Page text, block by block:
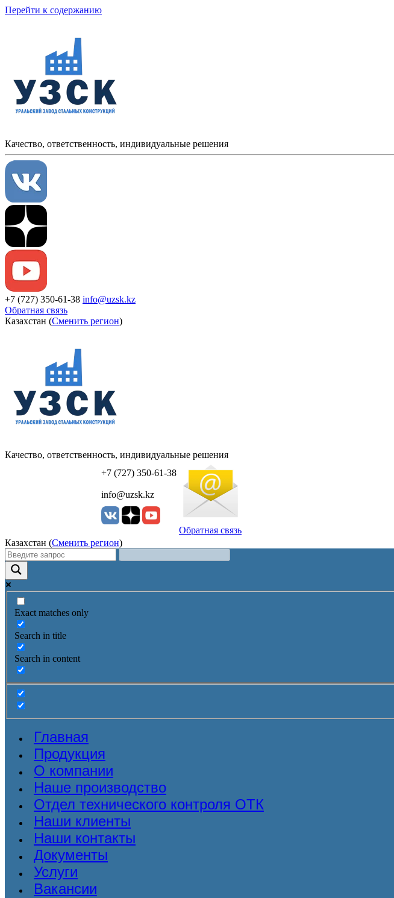
Перейти к содержанию
Качество, ответственность, индивидуальные решения
+7 (727) 350-61-38 info@uzsk.kz
Обратная связь
Казахстан (Сменить регион)
УЗСК Казахстан
Качество, ответственность, индивидуальные решения
+7 (727) 350-61-38
info@uzsk.kz
Обратная связь
Казахстан (Сменить регион)
Exact matches only
Search in title
Search in content
Главная
Продукция
О компании
Наше производство
Отдел технического контроля ОТК
Наши клиенты
Наши контакты
Документы
Услуги
Вакансии